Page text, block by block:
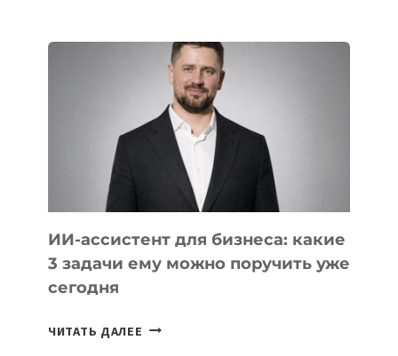
КОТОРЫЕ
РАЗВИВАЮТ
ТЕХНОЛОГИЧЕСКОЕ
ОБРАЗОВАНИЕ
ТАДЖИКИСТАНА
ИИ-ассистент для бизнеса: какие
3 задачи ему можно поручить уже
сегодня
ЧИТАТЬ ДАЛЕЕ ИИ-